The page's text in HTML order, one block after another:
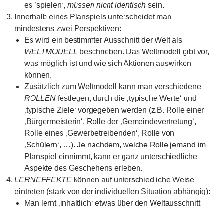
es ’spielen‘, müssen nicht identisch sein.
Innerhalb eines Planspiels unterscheidet man
mindestens zwei Perspektiven:
Es wird ein bestimmter Ausschnitt der Welt als
WELTMODELL beschrieben. Das Weltmodell gibt vor,
was möglich ist und wie sich Aktionen auswirken
können.
Zusätzlich zum Weltmodell kann man verschiedene
ROLLEN festlegen, durch die ‚typische Werte‘ und
‚typische Ziele‘ vorgegeben werden (z.B. Rolle einer
‚Bürgermeisterin‘, Rolle der ‚Gemeindevertretung‘,
Rolle eines ‚Gewerbetreibenden‘, Rolle von
‚Schülern‘, …). Je nachdem, welche Rolle jemand im
Planspiel einnimmt, kann er ganz unterschiedliche
Aspekte des Geschehens erleben.
LERNEFFEKTE können auf unterschiedliche Weise
eintreten (stark von der individuellen Situation abhängig):
Man lernt ‚inhaltlich‘ etwas über den Weltausschnitt.